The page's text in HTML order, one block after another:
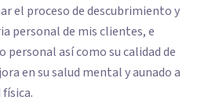
el proceso de descubrimiento y
personal de mis clientes, e
así como su calidad de
en su salud mental y aunado a